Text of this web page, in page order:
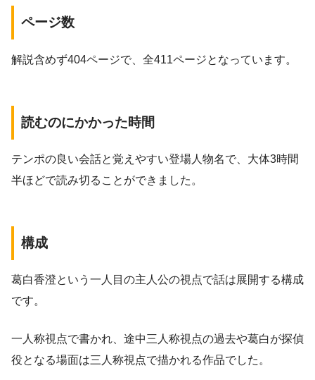
ページ数
解説含めず404ページで、全411ページとなっています。
読むのにかかった時間
テンポの良い会話と覚えやすい登場人物名で、大体3時間
半ほどで読み切ることができました。
構成
葛白香澄という一人目の主人公の視点で話は展開する構成
です。
一人称視点で書かれ、途中三人称視点の過去や葛白が探偵
役となる場面は三人称視点で描かれる作品でした。